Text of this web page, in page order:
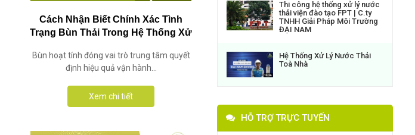
Cách Nhận Biết Chính Xác Tình
Trạng Bùn Thải Trong Hệ Thống Xử
Bùn hoạt tính đóng vai trò trung tâm quyết
định hiệu quả vận hành...
Xem chi tiết
Thi công hệ thống xử lý nước
thải viện đào tạo FPT | C.ty
TNHH Giải Pháp Môi Trường
ĐẠI NAM
Hệ Thống Xử Lý Nước Thải
Toà Nhà
HỖ TRỢ TRỰC TUYẾN